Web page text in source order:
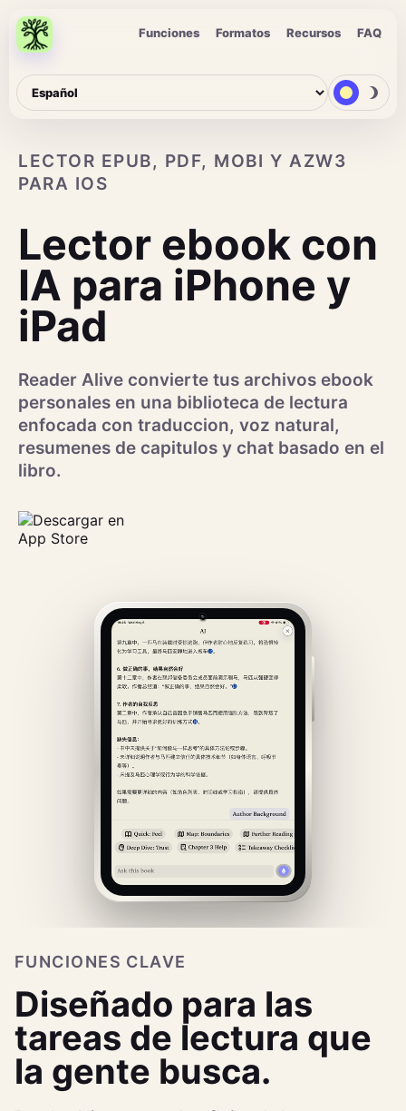
Funciones Formatos Recursos FAQ
LECTOR EPUB, PDF, MOBI Y AZW3
PARA IOS
Lector ebook con
IA para iPhone y
iPad
Reader Alive convierte tus archivos ebook
personales en una biblioteca de lectura
enfocada con traduccion, voz natural,
resumenes de capitulos y chat basado en el
libro.
FUNCIONES CLAVE
Diseñado para las
tareas de lectura que
la gente busca.